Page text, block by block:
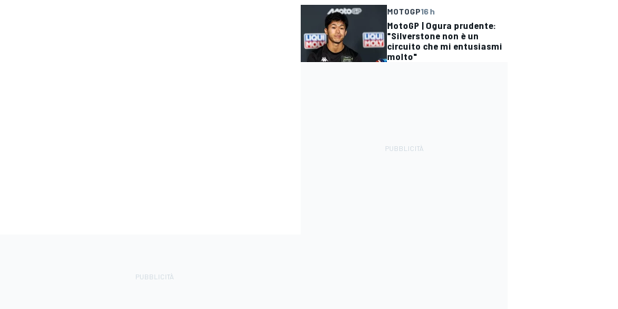
MOTOGP16 h
MotoGP | Ogura prudente:
"Silverstone non è un
circuito che mi entusiasmi
molto"